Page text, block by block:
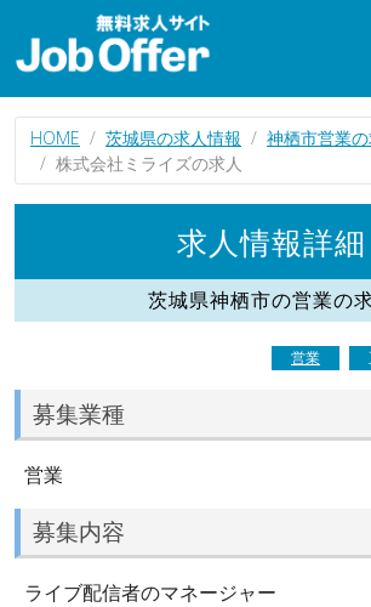
HOME 茨城県の求人情報
神栖市営業の
株式会社ミライズの求人
求人情報詳細
茨城県神栖市の営業の
営業
募集業種
営業
募集内容
ライブ配信者のマネージャー